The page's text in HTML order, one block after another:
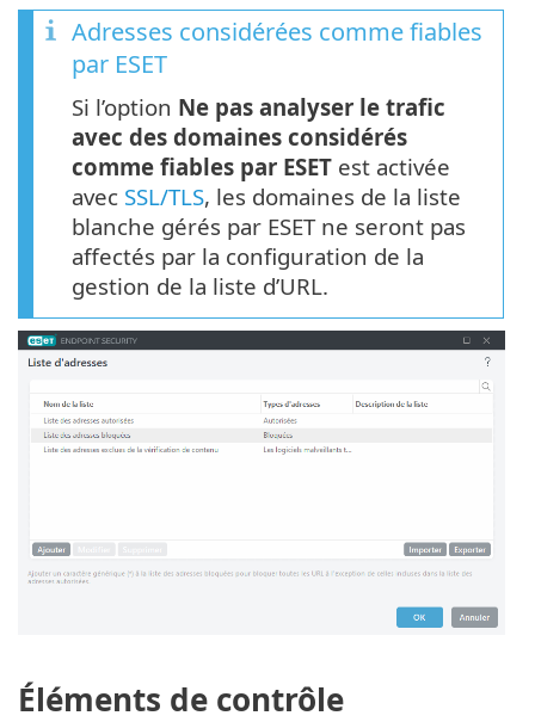
Adresses considérées comme fiables
par ESET
Si l’option Ne pas analyser le trafic
avec des domaines considérés
comme fiables par ESET est activée
avec SSL/TLS, les domaines de la liste
blanche gérés par ESET ne seront pas
affectés par la configuration de la
gestion de la liste d’URL.
Éléments de contrôle